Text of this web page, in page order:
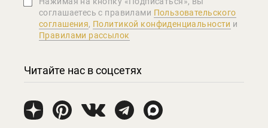
соглашаетеcь с правилами Пользовательского
соглашения, Политикой конфиденциальности и
Правилами рассылок
Читайте нас в соцсетях